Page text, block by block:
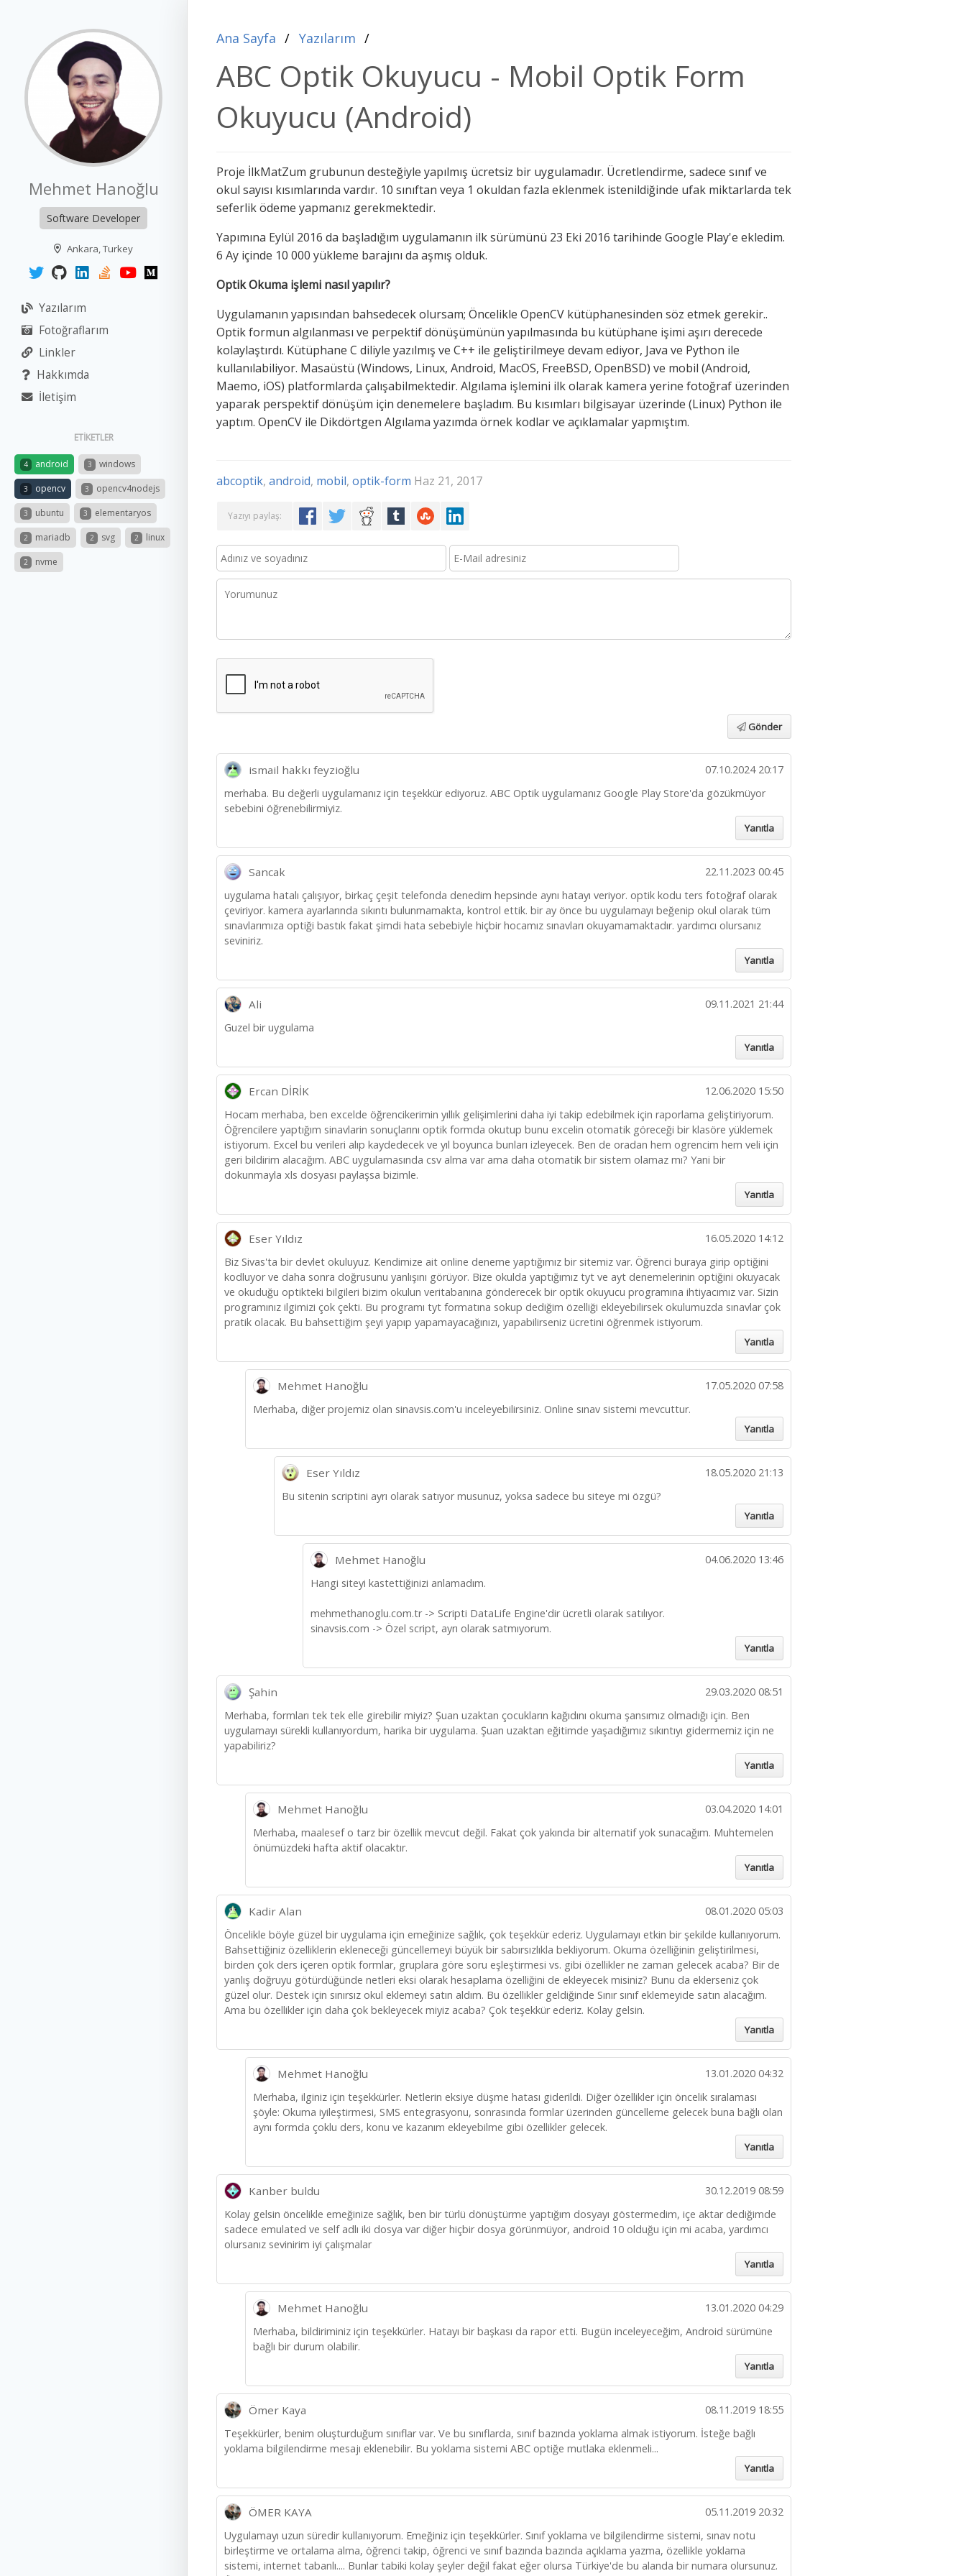
Mehmet Hanoğlu
Software Developer
Ankara, Turkey
Yazılarım
Fotoğraflarım
Linkler
Hakkımda
İletişim
ETIKETLER
4 android 3 windows
3 opencv 3 opencv4nodejs
3 ubuntu 3 elementaryos
2 mariadb 2 svg 2 linux
2 nvme
Ana Sayfa Yazılarım
ABC Optik Okuyucu - Mobil Optik Form
Okuyucu (Android)
Proje İlkMatZum grubunun desteğiyle yapılmış ücretsiz bir uygulamadır. Ücretlendirme, sadece sınıf ve
okul sayısı kısımlarında vardır. 10 sınıftan veya 1 okuldan fazla eklenmek istenildiğinde ufak miktarlarda tek
seferlik ödeme yapmanız gerekmektedir.
Yapımına Eylül 2016 da başladığım uygulamanın ilk sürümünü 23 Eki 2016 tarihinde Google Play'e ekledim.
6 Ay içinde 10 000 yükleme barajını da aşmış olduk.
Optik Okuma işlemi nasıl yapılır?
Uygulamanın yapısından bahsedecek olursam; Öncelikle OpenCV kütüphanesinden söz etmek gerekir..
Optik formun algılanması ve perpektif dönüşümünün yapılmasında bu kütüphane işimi aşırı derecede
kolaylaştırdı. Kütüphane C diliyle yazılmış ve C++ ile geliştirilmeye devam ediyor, Java ve Python ile
kullanılabiliyor. Masaüstü (Windows, Linux, Android, MacOS, FreeBSD, OpenBSD) ve mobil (Android,
Maemo, iOS) platformlarda çalışabilmektedir. Algılama işlemini ilk olarak kamera yerine fotoğraf üzerinden
yaparak perspektif dönüşüm için denemelere başladım. Bu kısımları bilgisayar üzerinde (Linux) Python ile
yaptım. OpenCV ile Dikdörtgen Algılama yazımda örnek kodlar ve açıklamalar yapmıştım.
abcoptik, android, mobil, optik-form Haz 21, 2017
Yazıyı paylaş:
Gönder
07.10.2024 20:17
ismail hakkı feyzioğlu
merhaba. Bu değerli uygulamanız için teşekkür ediyoruz. ABC Optik uygulamanız Google Play Store'da gözükmüyor
sebebini öğrenebilirmiyiz.
Yanıtla
22.11.2023 00:45
Sancak
uygulama hatalı çalışıyor, birkaç çeşit telefonda denedim hepsinde aynı hatayı veriyor. optik kodu ters fotoğraf olarak
çeviriyor. kamera ayarlarında sıkıntı bulunmamakta, kontrol ettik. bir ay önce bu uygulamayı beğenip okul olarak tüm
sınavlarımıza optiği bastık fakat şimdi hata sebebiyle hiçbir hocamız sınavları okuyamamaktadır. yardımcı olursanız
seviniriz.
Yanıtla
09.11.2021 21:44
Ali
Guzel bir uygulama
Yanıtla
12.06.2020 15:50
Ercan DİRİK
Hocam merhaba, ben excelde öğrencikerimin yıllık gelişimlerini daha iyi takip edebilmek için raporlama geliştiriyorum.
Öğrencilere yaptığım sinavlarin sonuçlarını optik formda okutup bunu excelin otomatik göreceği bir klasöre yüklemek
istiyorum. Excel bu verileri alıp kaydedecek ve yıl boyunca bunları izleyecek. Ben de oradan hem ogrencim hem veli için
geri bildirim alacağım. ABC uygulamasında csv alma var ama daha otomatik bir sistem olamaz mı? Yani bir
dokunmayla xls dosyası paylaşsa bizimle.
Yanıtla
16.05.2020 14:12
Eser Yıldız
Biz Sivas'ta bir devlet okuluyuz. Kendimize ait online deneme yaptığımız bir sitemiz var. Öğrenci buraya girip optiğini
kodluyor ve daha sonra doğrusunu yanlışını görüyor. Bize okulda yaptığımız tyt ve ayt denemelerinin optiğini okuyacak
ve okuduğu optikteki bilgileri bizim okulun veritabanına gönderecek bir optik okuyucu programına ihtiyacımız var. Sizin
programınız ilgimizi çok çekti. Bu programı tyt formatına sokup dediğim özelliği ekleyebilirsek okulumuzda sınavlar çok
pratik olacak. Bu bahsettiğim şeyi yapıp yapamayacağınızı, yapabilirseniz ücretini öğrenmek istiyorum.
Yanıtla
17.05.2020 07:58
Mehmet Hanoğlu
Merhaba, diğer projemiz olan sinavsis.com'u inceleyebilirsiniz. Online sınav sistemi mevcuttur.
Yanıtla
18.05.2020 21:13
Eser Yıldız
Bu sitenin scriptini ayrı olarak satıyor musunuz, yoksa sadece bu siteye mi özgü?
Yanıtla
04.06.2020 13:46
Mehmet Hanoğlu
Hangi siteyi kastettiğinizi anlamadım.
mehmethanoglu.com.tr -> Scripti DataLife Engine'dir ücretli olarak satılıyor.
sinavsis.com -> Özel script, ayrı olarak satmıyorum.
Yanıtla
29.03.2020 08:51
Şahin
Merhaba, formları tek tek elle girebilir miyiz? Şuan uzaktan çocukların kağıdını okuma şansımız olmadığı için. Ben
uygulamayı sürekli kullanıyordum, harika bir uygulama. Şuan uzaktan eğitimde yaşadığımız sıkıntıyı gidermemiz için ne
yapabiliriz?
Yanıtla
03.04.2020 14:01
Mehmet Hanoğlu
Merhaba, maalesef o tarz bir özellik mevcut değil. Fakat çok yakında bir alternatif yok sunacağım. Muhtemelen
önümüzdeki hafta aktif olacaktır.
Yanıtla
08.01.2020 05:03
Kadir Alan
Öncelikle böyle güzel bir uygulama için emeğinize sağlık, çok teşekkür ederiz. Uygulamayı etkin bir şekilde kullanıyorum.
Bahsettiğiniz özelliklerin ekleneceği güncellemeyi büyük bir sabırsızlıkla bekliyorum. Okuma özelliğinin geliştirilmesi,
birden çok ders içeren optik formlar, gruplara göre soru eşleştirmesi vs. gibi özellikler ne zaman gelecek acaba? Bir de
yanlış doğruyu götürdüğünde netleri eksi olarak hesaplama özelliğini de ekleyecek misiniz? Bunu da eklerseniz çok
güzel olur. Destek için sınırsız okul eklemeyi satın aldım. Bu özellikler geldiğinde Sınır sınıf eklemeyide satın alacağım.
Ama bu özellikler için daha çok bekleyecek miyiz acaba? Çok teşekkür ederiz. Kolay gelsin.
Yanıtla
13.01.2020 04:32
Mehmet Hanoğlu
Merhaba, ilginiz için teşekkürler. Netlerin eksiye düşme hatası giderildi. Diğer özellikler için öncelik sıralaması
şöyle: Okuma iyileştirmesi, SMS entegrasyonu, sonrasında formlar üzerinden güncelleme gelecek buna bağlı olan
aynı formda çoklu ders, konu ve kazanım ekleyebilme gibi özellikler gelecek.
Yanıtla
30.12.2019 08:59
Kanber buldu
Kolay gelsin öncelikle emeğinize sağlık, ben bir türlü dönüştürme yaptığım dosyayı göstermedim, içe aktar dediğimde
sadece emulated ve self adlı iki dosya var diğer hiçbir dosya görünmüyor, android 10 olduğu için mi acaba, yardımcı
olursanız sevinirim iyi çalışmalar
Yanıtla
13.01.2020 04:29
Mehmet Hanoğlu
Merhaba, bildiriminiz için teşekkürler. Hatayı bir başkası da rapor etti. Bugün inceleyeceğim, Android sürümüne
bağlı bir durum olabilir.
Yanıtla
08.11.2019 18:55
Ömer Kaya
Teşekkürler, benim oluşturduğum sınıflar var. Ve bu sınıflarda, sınıf bazında yoklama almak istiyorum. İsteğe bağlı
yoklama bilgilendirme mesajı eklenebilir. Bu yoklama sistemi ABC optiğe mutlaka eklenmeli...
Yanıtla
05.11.2019 20:32
ÖMER KAYA
Uygulamayı uzun süredir kullanıyorum. Emeğiniz için teşekkürler. Sınıf yoklama ve bilgilendirme sistemi, sınav notu
birleştirme ve ortalama alma, öğrenci takip, öğrenci ve sınıf bazında bazında açıklama yazma, özellikle yoklama
sistemi, internet tabanlı.... Bunlar tabiki kolay şeyler değil fakat eğer olursa Türkiye'de bu alanda bir numara olursunuz.